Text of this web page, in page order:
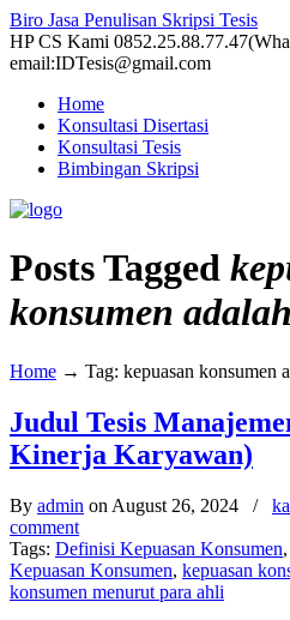
Biro Jasa Penulisan Skripsi Tesis
HP CS Kami
email:IDTesis@gmail.com
Home
Konsultasi Disertasi
Konsultasi Tesis
Bimbingan Skripsi
Posts Tagged
konsumen adalah
Home → Tag: kepuasan konsumen
Judul Tesis
Kinerja Karyawan)
By admin on August 26, 2024 /
comment
Tags: Definisi Kepuasan Konsumen,
Kepuasan Konsumen, kepuasan
konsumen menurut para ahli